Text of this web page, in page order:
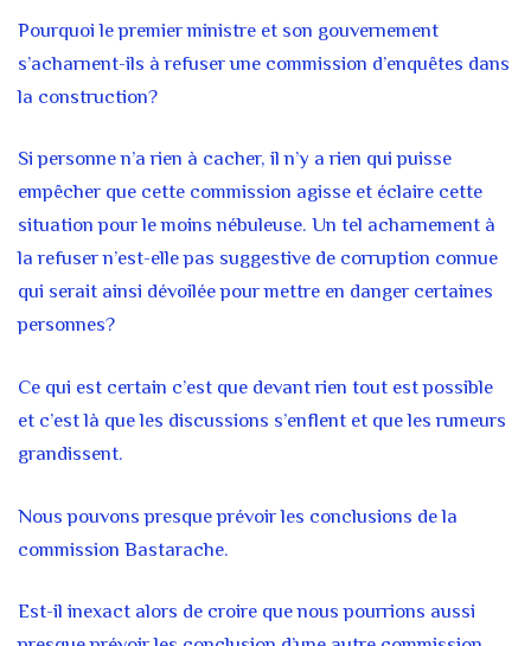
Pourquoi le premier ministre et son gouvernement
s’acharnent-ils à refuser une commission d’enquêtes dans
la construction?
Si personne n’a rien à cacher, il n’y a rien qui puisse
empêcher que cette commission agisse et éclaire cette
situation pour le moins nébuleuse. Un tel acharnement à
la refuser n’est-elle pas suggestive de corruption connue
qui serait ainsi dévoilée pour mettre en danger certaines
personnes?
Ce qui est certain c’est que devant rien tout est possible
et c’est là que les discussions s’enflent et que les rumeurs
grandissent.
Nous pouvons presque prévoir les conclusions de la
commission Bastarache.
Est-il inexact alors de croire que nous pourrions aussi